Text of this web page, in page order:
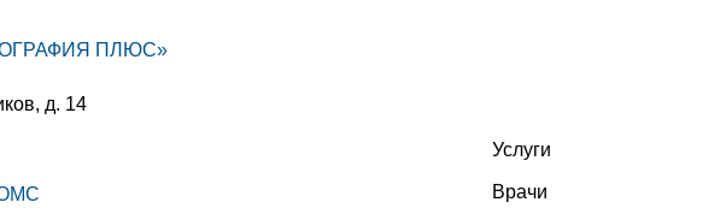
д. 14
ОМС
Услуги
Врачи